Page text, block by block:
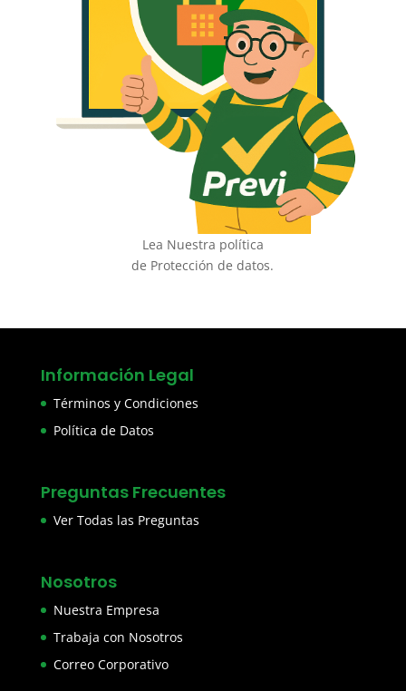
Lea Nuestra política
de Protección de datos.
Información Legal
Términos y Condiciones
Política de Datos
Preguntas Frecuentes
Ver Todas las Preguntas
Nosotros
Nuestra Empresa
Trabaja con Nosotros
Correo Corporativo